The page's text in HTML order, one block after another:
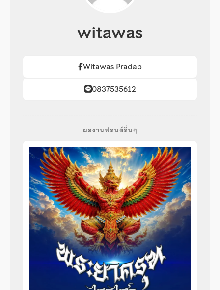
witawas
Witawas Pradab
0837535612
ผลงานฟอนต์อื่นๆ